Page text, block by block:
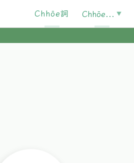
Chhōe詞 Chhōe...